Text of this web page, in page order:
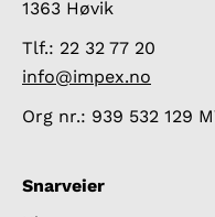
1363 Høvik
Tlf.: 22 32 77 20
info@impex.no
Org nr.: 939 532 129
Snarveier